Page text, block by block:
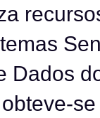
Dados